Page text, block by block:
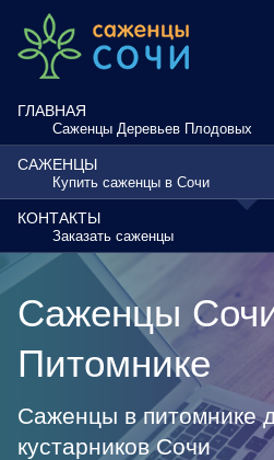
ГЛАВНАЯ
Саженцы Деревьев Плодовых
САЖЕНЦЫ
Купить саженцы в Сочи
КОНТАКТЫ
Заказать саженцы
Саженцы
Питомнике
Саженцы в питомнике
кустарников Сочи